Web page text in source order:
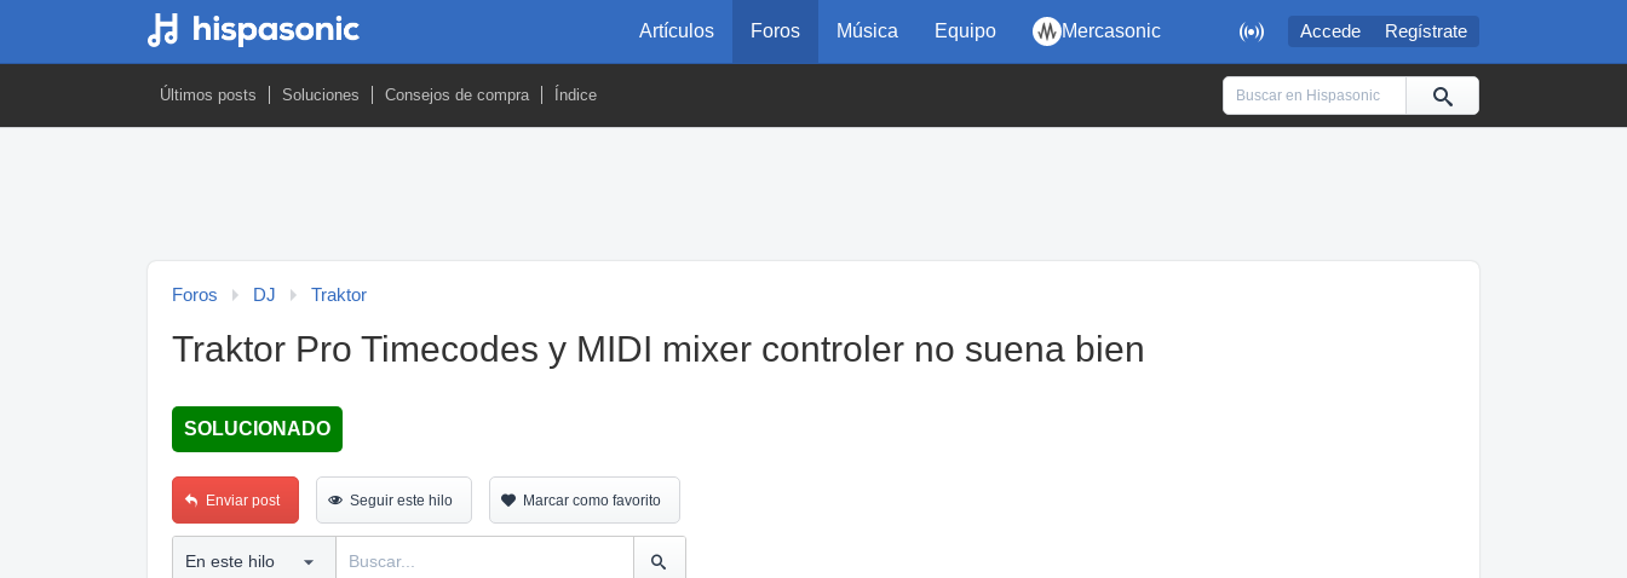
 Accede Regístrate
Artículos Foros Música Equipo Mercasonic
Últimos posts Soluciones Consejos de compra Índice
Foros DJ Traktor
Traktor Pro Timecodes y MIDI mixer controler no suena bien
SOLUCIONADO
Enviar post Seguir este hilo Marcar como favorito